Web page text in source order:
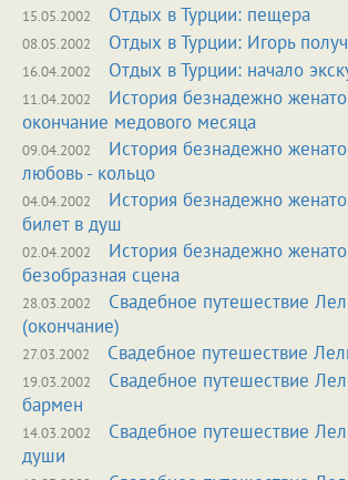
15.05.2002 Отдых в Турции: пещера
08.05.2002 Отдых в Турции: Игорь
16.04.2002 Отдых в Турции: начало
11.04.2002
История безнадежно
окончание медового месяца
09.04.2002
История безнадежно
любовь - кольцо
04.04.2002
История безнадежно
билет в душ
02.04.2002
История безнадежно
безобразная сцена
28.03.2002
Свадебное путешествие
(окончание)
27.03.2002 Свадебное путешествие
19.03.2002
Свадебное путешествие
бармен
14.03.2002
Свадебное путешествие
души